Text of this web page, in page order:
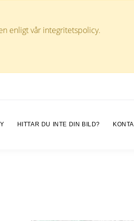
enligt vår integritetspolicy.
HITTAR DU INTE DIN BILD?